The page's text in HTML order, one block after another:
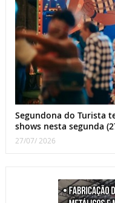
Segundona do Turista
shows nesta segunda
27/07/ 2026